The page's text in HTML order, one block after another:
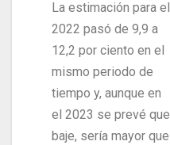
La estimación para el
2022 pasó de 9,9 a
12,2 por ciento en el
mismo periodo de
tiempo y, aunque en
el 2023 se prevé que
baje, sería mayor que